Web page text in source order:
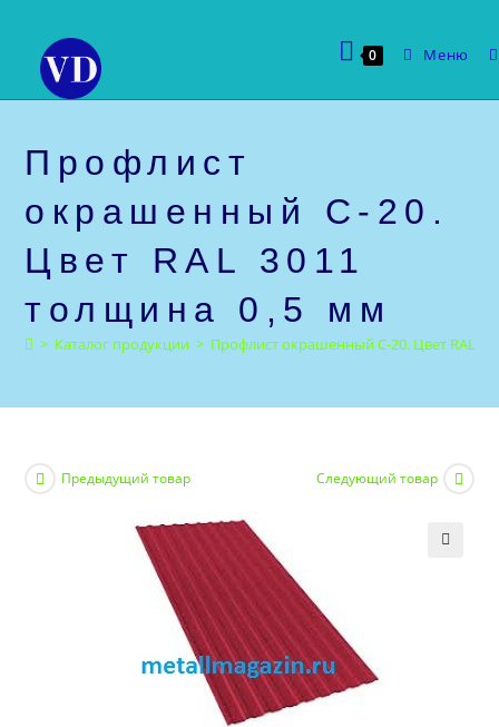
содержимому
0 Меню
Профлист
окрашенный С-20.
Цвет RAL 3011
толщина 0,5 мм
> Каталог продукции > Профлист окрашенный С-20. Цвет RAL
Предыдущий товар Следующий товар